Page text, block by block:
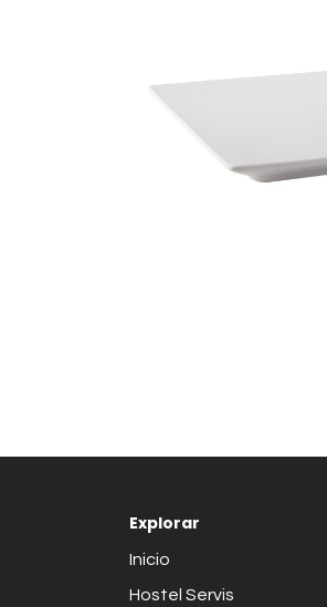
Explorar
Inicio
Hostel Servis